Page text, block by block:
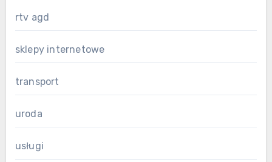
rtv agd
sklepy internetowe
transport
uroda
usługi